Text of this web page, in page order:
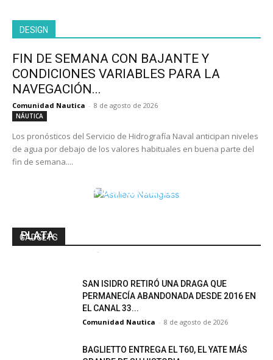
DESIGN
FIN DE SEMANA CON BAJANTE Y
CONDICIONES VARIABLES PARA LA
NAVEGACIÓN...
Comunidad Nautica - 8 de agosto de 2026
NÁUTICA
Los pronósticos del Servicio de Hidrografía Naval anticipan niveles
de agua por debajo de los valores habituales en buena parte del
fin de semana....
GADGETS
FIN DE SEMANA CON BAJANTE Y
PLATA
-
SAN ISIDRO RETIRÓ UNA DRAGA QUE
PERMANECÍA ABANDONADA DESDE 2016 EN
EL CANAL 33...
Comunidad Nautica - 8 de agosto de 2026
BAGLIETTO ENTREGA EL T60, EL YATE MÁS